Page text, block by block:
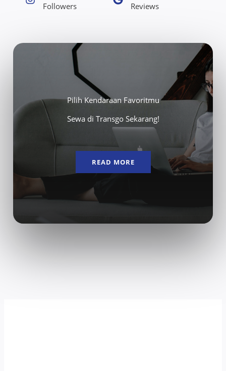
Followers​
Reviews​
Pilih Kendaraan Favoritmu
Sewa di Transgo Sekarang!
READ MORE